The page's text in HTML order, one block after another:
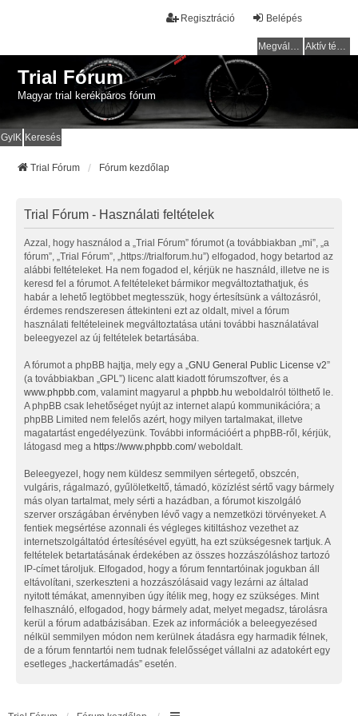
Belépés
Regisztráció
Megválaszolatlan témák Aktív témák
Trial Fórum
Magyar trial kerékpáros fórum
GyIK Keresés
Trial Fórum Fórum kezdőlap
Trial Fórum - Használati feltételek
Azzal, hogy használod a „Trial Fórum” fórumot (a továbbiakban „mi”, „a
fórum”, „Trial Fórum”, „https://trialforum.hu”) elfogadod, hogy betartod az
alábbi feltételeket. Ha nem fogadod el, kérjük ne használd, illetve ne is
keresd fel a fórumot. A feltételeket bármikor megváltoztathatjuk, és
habár a lehető legtöbbet megtesszük, hogy értesítsünk a változásról,
érdemes rendszeresen áttekinteni ezt az oldalt, mivel a fórum
használati feltételeinek megváltoztatása utáni további használatával
beleegyezel az új feltételek betartásába.
A fórumot a phpBB hajtja, mely egy a „ GNU General Public License v2”
(a továbbiakban „GPL”) licenc alatt kiadott fórumszoftver, és a
www.phpbb.com , valamint magyarul a phpbb.hu weboldalról tölthető le.
A phpBB csak lehetőséget nyújt az internet alapú kommunikációra; a
phpBB Limited nem felelős azért, hogy milyen tartalmakat, illetve
magatartást engedélyezünk. További információért a phpBB-ről, kérjük,
látogasd meg a https://www.phpbb.com/weboldalt.
Beleegyezel, hogy nem küldesz semmilyen sértegető, obszcén,
vulgáris, rágalmazó, gyűlöletkeltő, támadó, közízlést sértő vagy bármely
más olyan tartalmat, mely sérti a hazádban, a fórumot kiszolgáló
szerver országában érvényben lévő vagy a nemzetközi törvényeket. A
fentiek megsértése azonnali és végleges kitiltáshoz vezethet az
internetszolgáltatód értesítésével együtt, ha ezt szükségesnek tartjuk. A
feltételek betartatásának érdekében az összes hozzászóláshoz tartozó
IP-címet tároljuk. Elfogadod, hogy a fórum fenntartóinak jogukban áll
eltávolítani, szerkeszteni a hozzászólásaid vagy lezárni az általad
nyitott témákat, amennyiben úgy ítélik meg, hogy ez szükséges. Mint
felhasználó, elfogadod, hogy bármely adat, melyet megadsz, tárolásra
kerül a fórum adatbázisában. Ezek az információk a beleegyezésed
nélkül semmilyen módon nem kerülnek átadásra egy harmadik félnek,
de a fórum fenntartói nem tudnak felelősséget vállalni az adatokért egy
esetleges „hackertámadás” esetén.